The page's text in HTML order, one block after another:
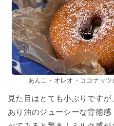
あんこ・オレオ・ココナッツ
見た目はとても小ぶりです
あり油のジューシーな背徳